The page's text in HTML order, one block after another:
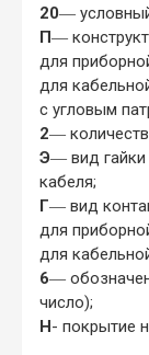
20―
П―
для
для
с угловым
2―
Э― вид гайки
кабеля;
Г― вид
для
для
6―
число);
Н- покрытие